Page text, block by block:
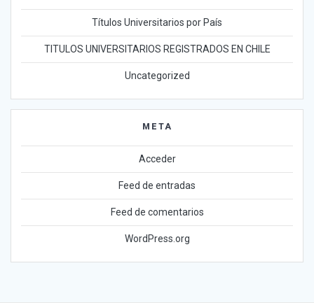
Títulos Universitarios por País
TITULOS UNIVERSITARIOS REGISTRADOS EN CHILE
Uncategorized
META
Acceder
Feed de entradas
Feed de comentarios
WordPress.org